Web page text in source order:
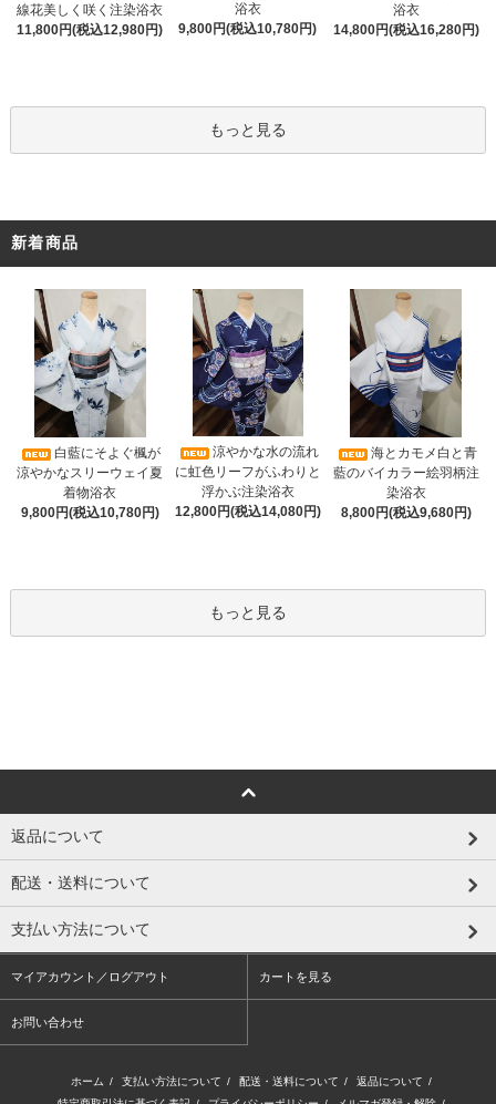
線花美しく咲く注染浴衣
11,800円(税込12,980円)
浴衣
9,800円(税込10,780円)
浴衣
14,800円(税込16,280円)
もっと見る
新着商品
白藍にそよぐ楓が
涼やかなスリーウェイ夏
着物浴衣
9,800円(税込10,780円)
涼やかな水の流れ
に虹色リーフがふわりと
浮かぶ注染浴衣
12,800円(税込14,080円)
海とカモメ白と青
藍のバイカラー絵羽柄注
染浴衣
8,800円(税込9,680円)
もっと見る
返品について
配送・送料について
支払い方法について
マイアカウント／ログアウト カートを見る
お問い合わせ
ホーム / 支払い方法について / 配送・送料について / 返品について /